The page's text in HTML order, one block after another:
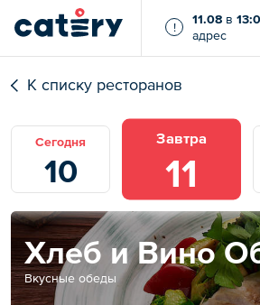
!
11.08 в
адрес
К списку ресторанов
Сегодня
10
Завтра
11
Хлеб и Вино
Вкусные обеды